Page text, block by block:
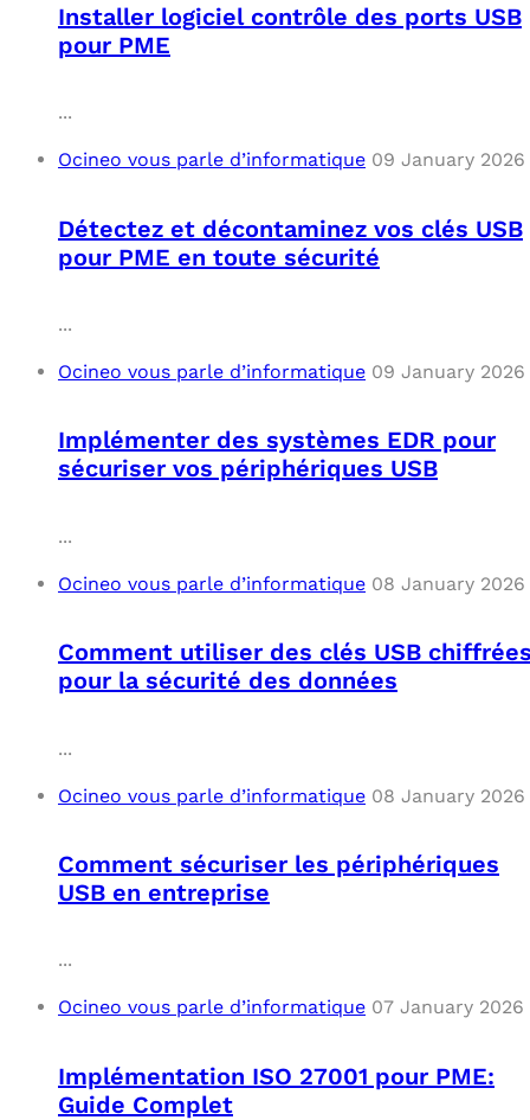
Installer logiciel contrôle des ports USB
pour PME
...
Ocineo vous parle d’informatique 09 January 2026
Détectez et décontaminez vos clés USB
pour PME en toute sécurité
...
Ocineo vous parle d’informatique 09 January 2026
Implémenter des systèmes EDR pour
sécuriser vos périphériques USB
...
Ocineo vous parle d’informatique 08 January 2026
Comment utiliser des clés USB
pour la sécurité des données
...
Ocineo vous parle d’informatique 08 January 2026
Comment sécuriser les périphériques
USB en entreprise
...
Ocineo vous parle d’informatique 07 January 2026
Implémentation ISO 27001 pour PME:
Guide Complet